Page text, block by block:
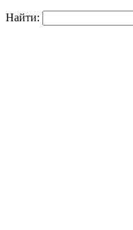
Найти: